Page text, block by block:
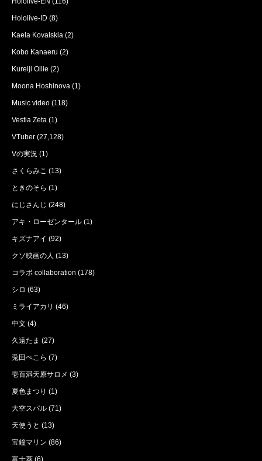
Hololive-ID (8)
Kaela Kovalskia (2)
Kobo Kanaeru (2)
Kureiji Ollie (2)
Moona Hoshinova (1)
Music video (118)
Vestia Zeta (1)
VTuber (27,128)
Vの実況 (1)
さくらみこ (13)
ときのそら (1)
にじさんじ (248)
アキ・ローゼンタール (1)
キズナアイ (92)
クソ映画の人 (13)
コラボ collaboration (178)
シロ (63)
ミライアカリ (46)
中文 (4)
久遠たま (27)
兎田ぺこら (7)
壱百満天原サロメ (3)
夏色まつり (1)
大空スバル (71)
天使うと (13)
宝鐘マリン (86)